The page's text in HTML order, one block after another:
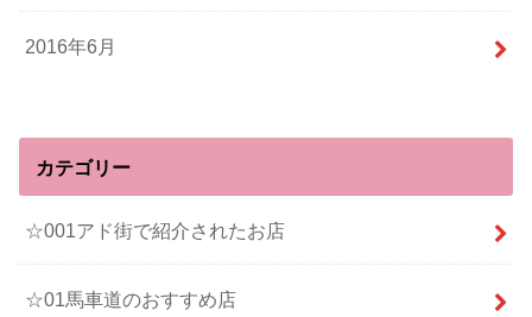
2016年6月
カテゴリー
☆001アド街で紹介されたお店
☆01馬車道のおすすめ店